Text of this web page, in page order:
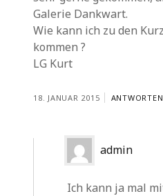
Galerie Dankwart.
Wie kann ich zu den
kommen ?
LG Kurt
18. JANUAR 2015 ANTWORTEN
admin
Ich kann ja mal